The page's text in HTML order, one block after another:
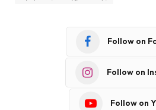
Follow on
Follow on
Follow on